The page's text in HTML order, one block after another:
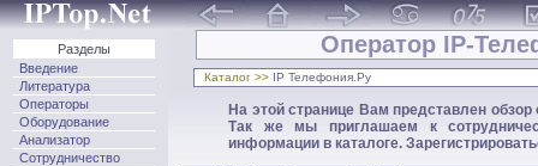
Разделы
Введение
Литература
Операторы
Оборудование
Анализатор
Сотрудничество
Оператор IP-
Каталог >>IP Телефония.Ру
На этой странице Вам представлен
Так же мы приглашаем к
информации в каталоге.